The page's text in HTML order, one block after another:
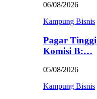
06/08/2026
Kampung Bisnis
Pagar
Komisi B:…
05/08/2026
Kampung Bisnis